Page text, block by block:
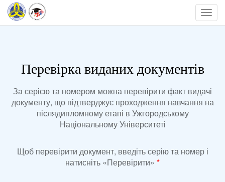
Перевірка виданих документів
За серією та номером можна перевірити факт видачі
документу, що підтверджує проходження навчання на
післядипломному етапі в Ужгородському
Національному Університеті
Щоб перевірити документ, введіть серію та номер і
натисніть «Перевірити» *